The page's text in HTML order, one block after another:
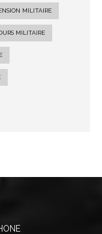
MILITAIRE
MILITAIRE